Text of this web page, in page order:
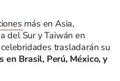
más en Asia,
del Sur y Taiwán en
trasladarán su
en Brasil, Perú, México, y